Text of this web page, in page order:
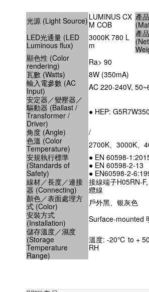
光源 (Light Source) LUMINUS CX
M COB
產
LED光通量 (LED
Luminous flux)
3000K 780 L
m
產
(Net
顯色性 (Color
rendering)
Ra> 90
瓦數 (Watts)
8W (350mA)
輸入電參數 (AC
Input)
AC 220-240V,
安定器／變壓器／
驅動器 (Ballast /
Transformer /
Driver)
● HEP:
角度 (Angle)
/
色溫 (Color
Temperature)
2700K、3000K、
安規執行標準
(Standards of
Safety)
● EN 60598-
● EN 60598-2-13
● EN60598-2-
線材／長度／連接
器 (Connecting)
接線端子H05RN-
纜線
顏色／表面處理方
式 (Color)
戶外黑、银灰色
安裝方式
(Installation)
Surface-mounted
儲存溫度／濕度
(Storage
Temperature
Range)
溫度: -20℃ to +
RH